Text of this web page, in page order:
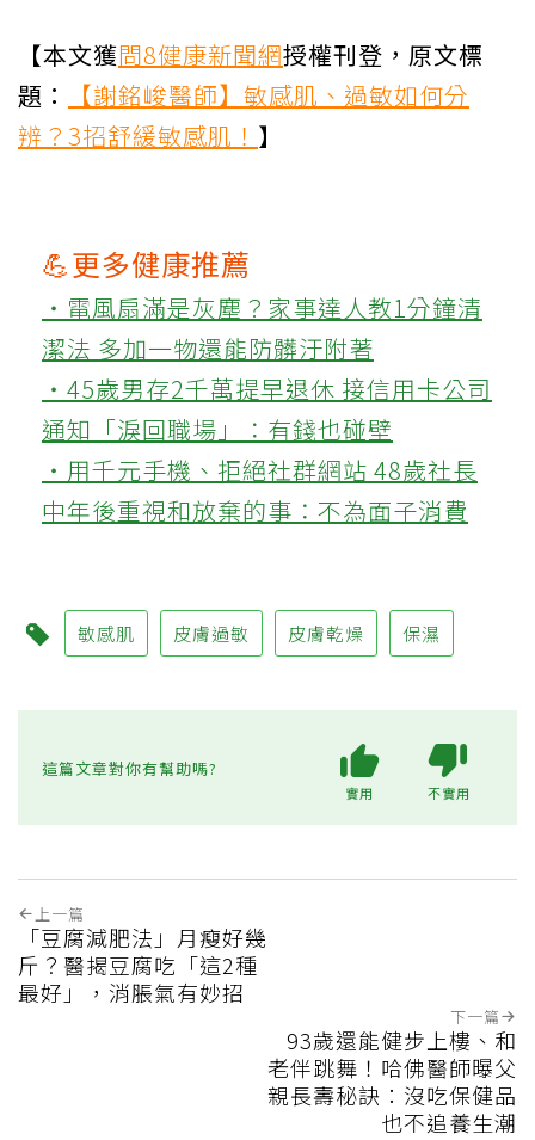
【本文獲問8健康新聞網授權刊登，原文標
題：
【謝銘峻醫師】敏感肌、過敏如何分
辨？3招舒緩敏感肌！ 】
💪更多健康推薦
‧電風扇滿是灰塵？家事達人教1分鐘清
潔法 多加一物還能防髒汙附著
‧45歲男存2千萬提早退休 接信用卡公司
通知「淚回職場」：有錢也碰壁
‧用千元手機、拒絕社群網站 48歲社長
中年後重視和放棄的事：不為面子消費
敏感肌 皮膚過敏 皮膚乾燥 保濕
這篇文章對你有幫助嗎?
實用 不實用
上一篇
「豆腐減肥法」月瘦好幾
斤？醫揭豆腐吃「這2種
最好」，消脹氣有妙招
下一篇
93歲還能健步上樓、和
老伴跳舞！哈佛醫師曝父
親長壽秘訣：沒吃保健品
也不追養生潮